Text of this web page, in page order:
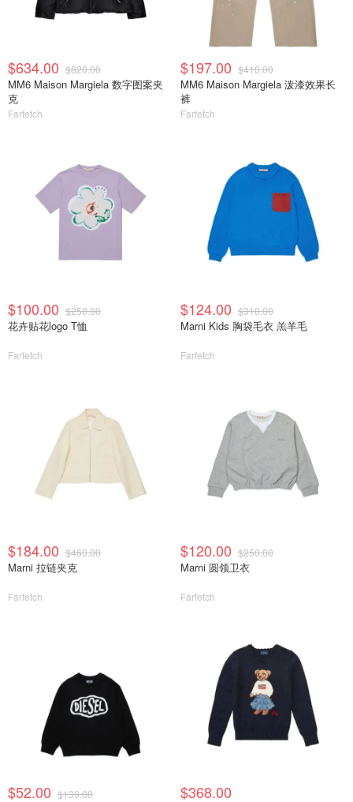
$634.00 $820.00
MM6 Maison Margiela 数字图案夹
克
Farfetch
$197.00 $410.00
MM6 Maison Margiela 泼漆效果长
裤
Farfetch
$100.00 $250.00
花卉贴花logo T恤
Farfetch
$124.00 $310.00
Marni Kids 胸袋毛衣 羔羊毛
Farfetch
$184.00 $460.00
Marni 拉链夹克
Farfetch
$120.00 $250.00
Marni 圆领卫衣
Farfetch
$52.00 $130.00 $368.00